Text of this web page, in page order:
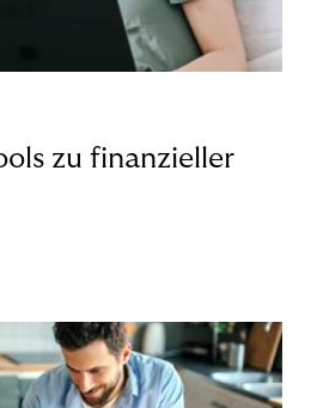
zu finanzieller